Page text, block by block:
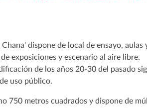
dispone de local de ensayo,
exposiciones y escenario al aire libre.
de los años 20-30 del pasado
uso público.
750 metros cuadrados y dispone de